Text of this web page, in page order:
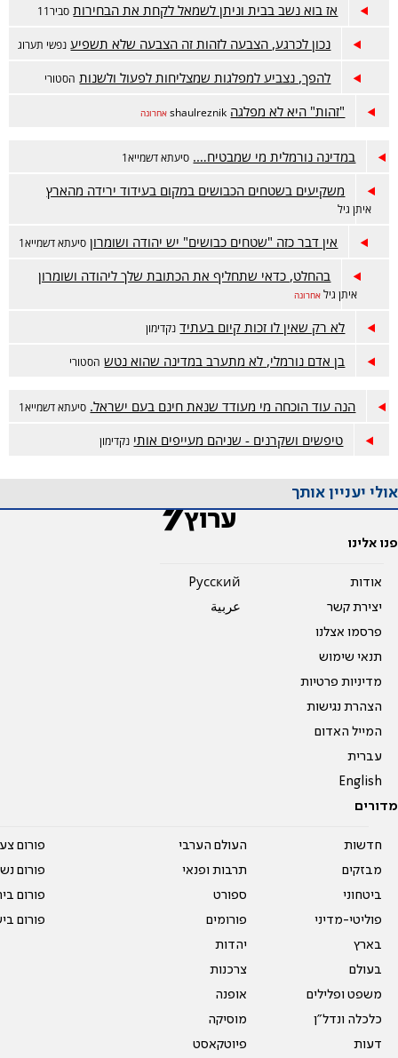
אז בוא נשב בבית וניתן לשמאל לקחת את הבחירות סביר11
נכון לכרגע, הצבעה לזהות זה הצבעה שלא תשפיע נפשי תערוג
להפך, נצביע למפלגות שמצליחות לפעול ולשנות הסטורי
"זהות" היא לא מפלגה shaulreznik אחרונה
במדינה נורמלית מי שמבטיח…. סיעתא דשמייא1
משקיעים בשטחים הכבושים במקום בעידוד ירידה מהארץ
איתן גיל
אין דבר כזה "שטחים כבושים" יש יהודה ושומרון סיעתא דשמייא1
בהחלט, כדאי שתחליף את הכתובת שלך ליהודה ושומרון
איתן גיל אחרונה
לא רק שאין לו זכות קיום בעתיד נקדימון
בן אדם נורמלי, לא מתערב במדינה שהוא נטש הסטורי
הנה עוד הוכחה מי מעודד שנאת חינם בעם ישראל. סיעתא דשמייא1
טיפשים ושקרנים - שניהם מעייפים אותי נקדימון
אולי יעניין אותך
פנו אלינו
אודות
יצירת קשר
פרסמו אצלנו
תנאי שימוש
מדיניות פרטיות
הצהרת נגישות
המייל האדום
עברית
English
Pусский
عربية
מדורים
חדשות
מבזקים
ביטחוני
פוליטי-מדיני
בארץ
בעולם
משפט ופלילים
כלכלה ונדל"ן
דעות
העולם הערבי
תרבות ופנאי
ספורט
פורומים
יהדות
צרכנות
אופנה
מוסיקה
פיוטקאסט
פורום
פורום
פורום
פורום